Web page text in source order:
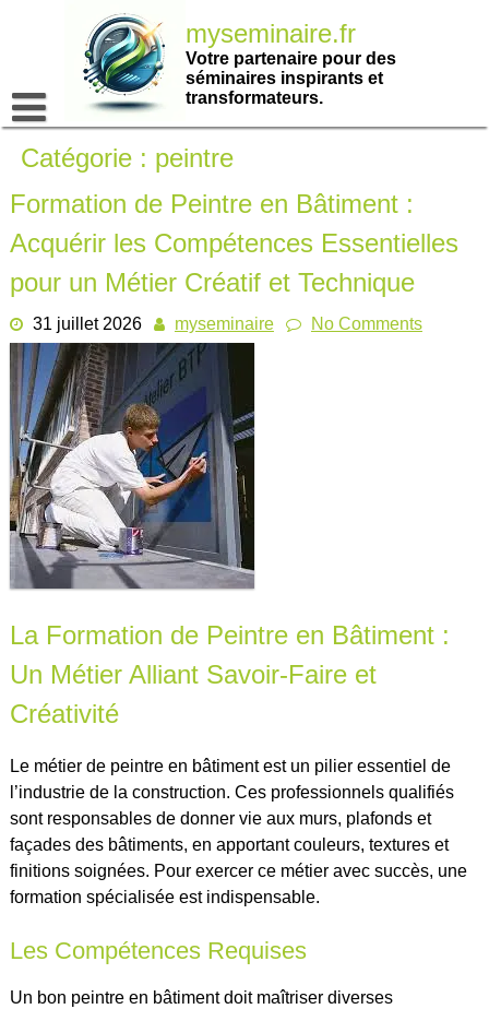
myseminaire.fr
Votre partenaire pour des
séminaires inspirants et
transformateurs.
Catégorie : peintre
Formation de Peintre en Bâtiment :
Acquérir les Compétences Essentielles
pour un Métier Créatif et Technique
31 juillet 2026 myseminaire No Comments
La Formation de Peintre en Bâtiment :
Un Métier Alliant Savoir-Faire et
Créativité
Le métier de peintre en bâtiment est un pilier essentiel de
l’industrie de la construction. Ces professionnels qualifiés
sont responsables de donner vie aux murs, plafonds et
façades des bâtiments, en apportant couleurs, textures et
finitions soignées. Pour exercer ce métier avec succès, une
formation spécialisée est indispensable.
Les Compétences Requises
Un bon peintre en bâtiment doit maîtriser diverses